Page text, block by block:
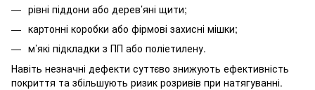
рівні піддони або дерев’яні щити;
картонні коробки або фірмові захисні мішки;
м’які підкладки з ПП або поліетилену.
Навіть незначні дефекти суттєво знижують ефективність
покриття та збільшують ризик розривів при натягуванні.